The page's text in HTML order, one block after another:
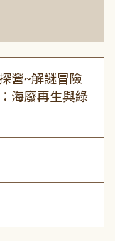
營~解謎冒險
海廢再生與綠